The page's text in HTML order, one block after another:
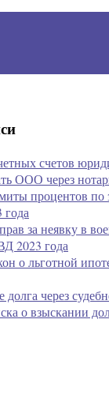
счетов
ООО через
процентов
за неявку в
2023 года
о льготной
через
о взыскании